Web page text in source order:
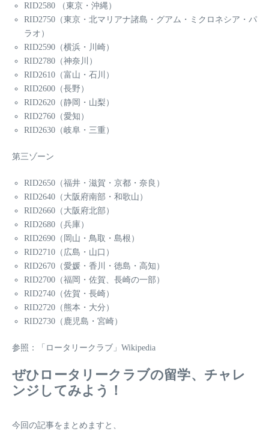
RID2580 （東京・沖縄）
RID2750（東京・北マリアナ諸島・グアム・ミクロネシア・パ
ラオ）
RID2590（横浜・川崎）
RID2780（神奈川）
RID2610（富山・石川）
RID2600（長野）
RID2620（静岡・山梨）
RID2760（愛知）
RID2630（岐阜・三重）
第三ゾーン
RID2650（福井・滋賀・京都・奈良）
RID2640（大阪府南部・和歌山）
RID2660（大阪府北部）
RID2680（兵庫）
RID2690（岡山・鳥取・島根）
RID2710（広島・山口）
RID2670（愛媛・香川・徳島・高知）
RID2700（福岡・佐賀、長崎の一部）
RID2740（佐賀・長崎）
RID2720（熊本・大分）
RID2730（鹿児島・宮崎）
参照：「ロータリークラブ」Wikipedia
ぜひロータリークラブの留学、チャレ
ンジしてみよう！
今回の記事をまとめますと、